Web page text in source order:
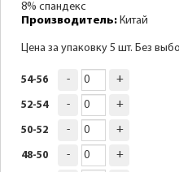
8% спандекс
Производитель: Китай
Цена за упаковку 5 шт. Без
54-56 - +
52-54 - +
50-52 - +
48-50 - +